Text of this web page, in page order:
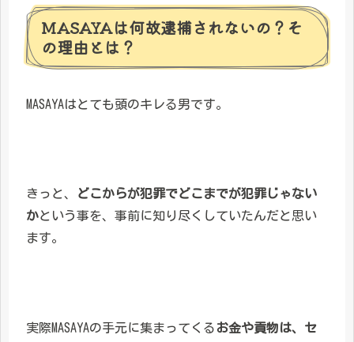
MASAYAは何故逮捕されないの？そ
の理由とは？
MASAYAはとても頭のキレる男です。
きっと、
どこからが犯罪でどこまでが犯罪じゃない
かという事を、事前に知り尽くしていたんだと思い
ます。
実際MASAYAの手元に集まってくる お金や貢物は、セ